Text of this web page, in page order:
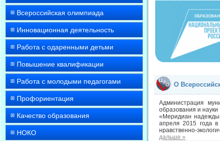
Всероссийская олимпиада
Инновационная деятельность
Работа с одаренными детьми
Повышение квалификации
Работа с молодыми педагогами
Профориентация
Качество образования
НОКО
О
Администрация
образования и
«Меридиан
апреля 2015 года в
нравственно-
дальше »